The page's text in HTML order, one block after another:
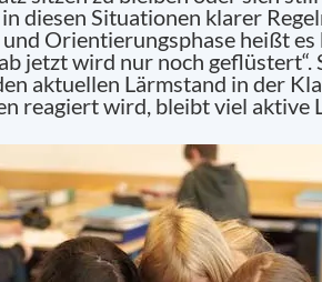
diesen Situationen klarer
Orientierungsphase heißt es
jetzt wird nur noch geflüstert“.
aktuellen Lärmstand in der
reagiert wird, bleibt viel aktive